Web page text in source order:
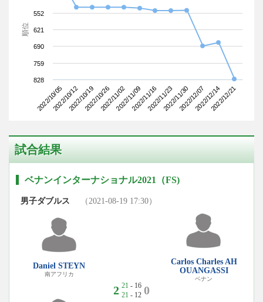
順位
2022/10/052022/10/122022/10/192022/10/262022/11/022022/11/092022/11/162022/11/232022/11/302022/12/072022/12/142022/12/21
552
621
690
759
828
試合結果
ベナンインターナショナル2021（FS)
男子ダブルス （2021-08-19 17:30）
Daniel STEYN
南アフリカ
2 21 - 16
21 - 12 0
Carlos Charles AH
OUANGASSI
ベナン